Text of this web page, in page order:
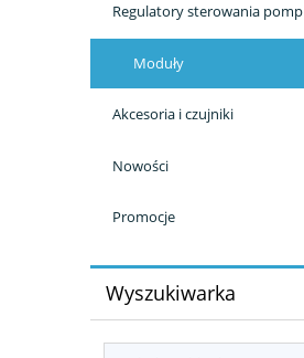
Regulatory sterowania pomp
Moduły
Akcesoria i czujniki
Nowości
Promocje
Wyszukiwarka